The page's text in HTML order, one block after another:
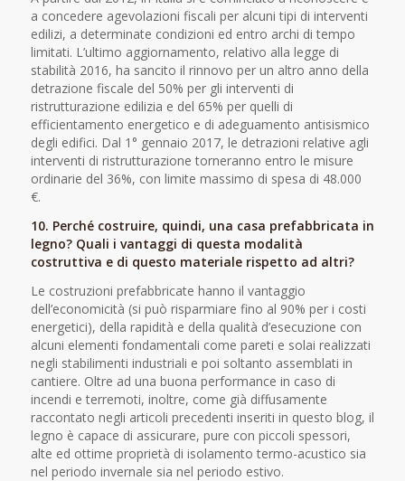
a concedere agevolazioni fiscali per alcuni tipi di interventi
edilizi, a determinate condizioni ed entro archi di tempo
limitati. L’ultimo aggiornamento, relativo alla legge di
stabilità 2016, ha sancito il rinnovo per un altro anno della
detrazione fiscale del 50% per gli interventi di
ristrutturazione edilizia e del 65% per quelli di
efficientamento energetico e di adeguamento antisismico
degli edifici. Dal 1° gennaio 2017, le detrazioni relative agli
interventi di ristrutturazione torneranno entro le misure
ordinarie del 36%, con limite massimo di spesa di 48.000
€.
10. Perché costruire, quindi, una casa prefabbricata in
legno? Quali i vantaggi di questa modalità
costruttiva e di questo materiale rispetto ad altri?
Le costruzioni prefabbricate hanno il vantaggio
dell’economicità (si può risparmiare fino al 90% per i costi
energetici), della rapidità e della qualità d’esecuzione con
alcuni elementi fondamentali come pareti e solai realizzati
negli stabilimenti industriali e poi soltanto assemblati in
cantiere. Oltre ad una buona performance in caso di
incendi e terremoti, inoltre, come già diffusamente
raccontato negli articoli precedenti inseriti in questo blog, il
legno è capace di assicurare, pure con piccoli spessori,
alte ed ottime proprietà di isolamento termo-acustico sia
nel periodo invernale sia nel periodo estivo.